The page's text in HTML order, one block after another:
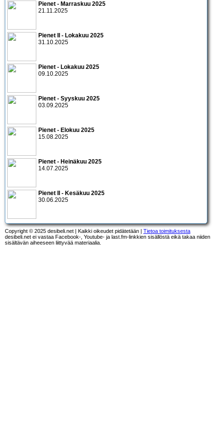
Pienet - Marraskuu 2025
21.11.2025
Pienet II - Lokakuu 2025
31.10.2025
Pienet - Lokakuu 2025
09.10.2025
Pienet - Syyskuu 2025
03.09.2025
Pienet - Elokuu 2025
15.08.2025
Pienet - Heinäkuu 2025
14.07.2025
Pienet II - Kesäkuu 2025
30.06.2025
Copyright © 2025 desibeli.net | Kaikki oikeudet pidätetään | Tietoa toimituksesta
desibeli.net ei vastaa Facebook-, Youtube- ja last.fm-linkkien sisällöstä eikä takaa niiden
sisältävän aiheeseen liittyvää materiaalia.